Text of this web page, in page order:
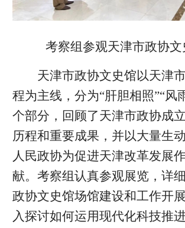
考察组参观天津市政协文
天津市政协文史馆以天津
程为主线，分为“肝胆相照”“风
个部分，回顾了天津市政协成
历程和重要成果，并以大量生
人民政协为促进天津改革发展
献。考察组认真参观展览，详
政协文史馆场馆建设和工作开
入探讨如何运用现代化科技推